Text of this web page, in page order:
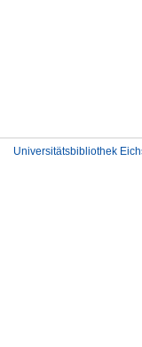
Universitätsbibliothek